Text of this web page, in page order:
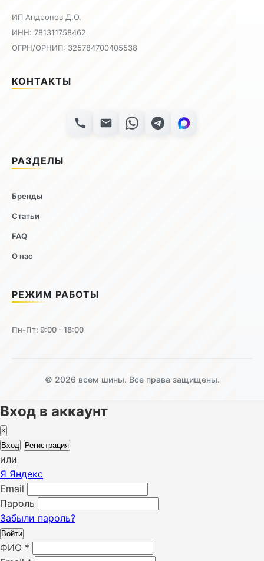
ИП Андронов Д.О.
ИНН: 781311758462
ОГРН/ОРНИП: 325784700405538
КОНТАКТЫ
РАЗДЕЛЫ
Бренды
Статьи
FAQ
О нас
РЕЖИМ РАБОТЫ
Пн-Пт: 9:00 - 18:00
© 2026 всем шины. Все права защищены.
Вход в аккаунт
×
Вход
Регистрация
или
Я Яндекс
Email
Пароль
Забыли пароль?
Войти
ФИО *